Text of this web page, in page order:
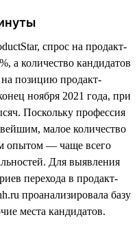
спрос на продакт-
а количество кандидатов
позицию продакт-
ноября 2021 года, при
Поскольку профессия
малое количество
опытом — чаще всего
Для выявления
перехода в продакт-
проанализировала базу
места кандидатов.